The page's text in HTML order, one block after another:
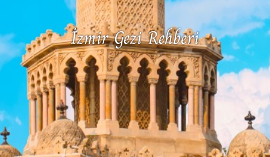
İzmir Gezi Rehberi